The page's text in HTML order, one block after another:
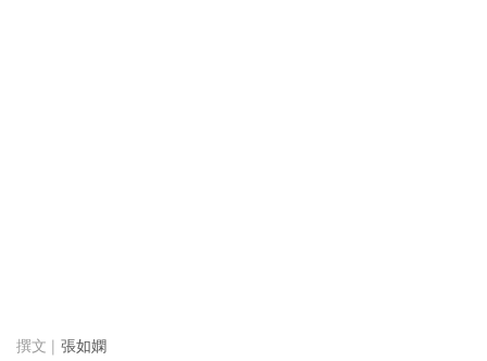
張如嫻